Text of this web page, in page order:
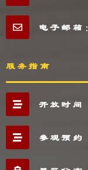
电子邮
服务指南
开放时间
参观预约